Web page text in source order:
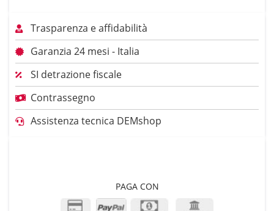
Trasparenza e affidabilità
Garanzia 24 mesi - Italia
SI detrazione fiscale
Contrassegno
Assistenza tecnica DEMshop
PAGA CON